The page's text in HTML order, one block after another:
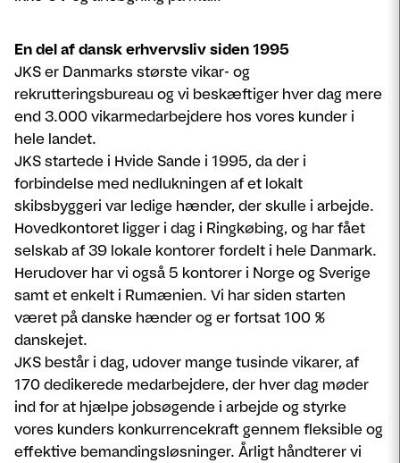
En del af dansk erhvervsliv siden 1995
JKS er Danmarks største vikar- og
rekrutteringsbureau og vi beskæftiger hver dag mere
end 3.000 vikarmedarbejdere hos vores kunder i
hele landet.
JKS startede i Hvide Sande i 1995, da der i
forbindelse med nedlukningen af et lokalt
skibsbyggeri var ledige hænder, der skulle i arbejde.
Hovedkontoret ligger i dag i Ringkøbing, og har fået
selskab af 39 lokale kontorer fordelt i hele Danmark.
Herudover har vi også 5 kontorer i Norge og Sverige
samt et enkelt i Rumænien. Vi har siden starten
været på danske hænder og er fortsat 100 %
danskejet.
JKS består i dag, udover mange tusinde vikarer, af
170 dedikerede medarbejdere, der hver dag møder
ind for at hjælpe jobsøgende i arbejde og styrke
vores kunders konkurrencekraft gennem fleksible og
effektive bemandingsløsninger. Årligt håndterer vi